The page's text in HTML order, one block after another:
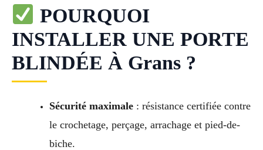
POURQUOI
INSTALLER UNE PORTE
BLINDÉE À Grans ?
Sécurité maximale: résistance certifiée contre
le crochetage, perçage, arrachage et pied-de-
biche.